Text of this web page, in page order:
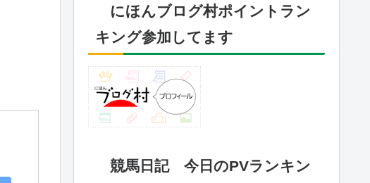
にほんブログ村ポイントラン
キング参加してます
競馬日記 今日のPVランキン